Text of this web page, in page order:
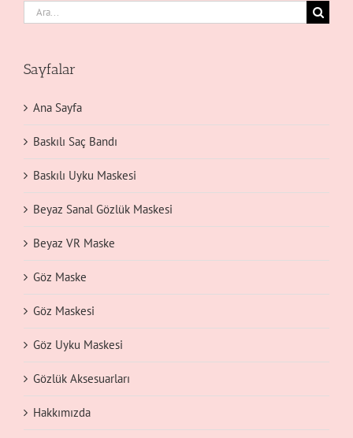
Ara:
Sayfalar
Ana Sayfa
Baskılı Saç Bandı
Baskılı Uyku Maskesi
Beyaz Sanal Gözlük Maskesi
Beyaz VR Maske
Göz Maske
Göz Maskesi
Göz Uyku Maskesi
Gözlük Aksesuarları
Hakkımızda